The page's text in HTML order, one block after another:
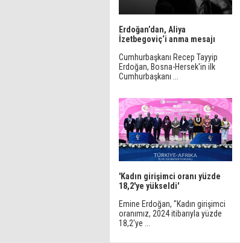
Erdoğan’dan, Aliya
İzetbegoviç‘i anma mesajı
Cumhurbaşkanı Recep Tayyip
Erdoğan, Bosna-Hersek'in ilk
Cumhurbaşkanı ...
'Kadın girişimci oranı yüzde
18,2'ye yükseldi'
Emine Erdoğan, "Kadın girişimci
oranımız, 2024 itibarıyla yüzde
18,2'ye ...